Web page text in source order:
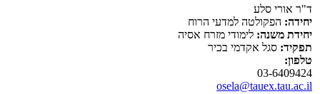
ד"ר אורי סלע
יחידה: הפקולטה למדעי הרוח
יחידת משנה: לימודי מזרח אסיה
תפקיד: סגל אקדמי בכיר
טלפון:
03-6409424
osela@tauex.tau.ac.il